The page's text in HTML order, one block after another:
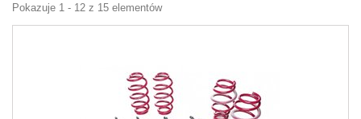
Pokazuje 1 - 12 z 15 elementów